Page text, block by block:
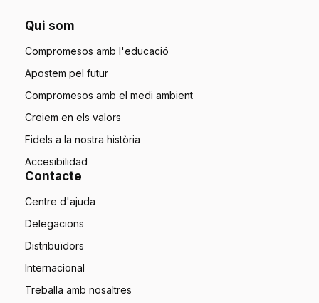
Qui som
Compromesos amb l'educació
Apostem pel futur
Compromesos amb el medi ambient
Creiem en els valors
Fidels a la nostra història
Accesibilidad
Contacte
Centre d'ajuda
Delegacions
Distribuïdors
Internacional
Treballa amb nosaltres